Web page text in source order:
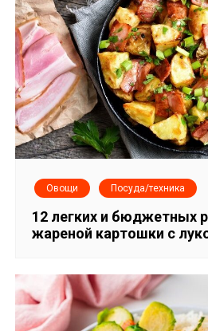
Овощи Посуда/техника
12 легких и бюджетных
жареной картошки с